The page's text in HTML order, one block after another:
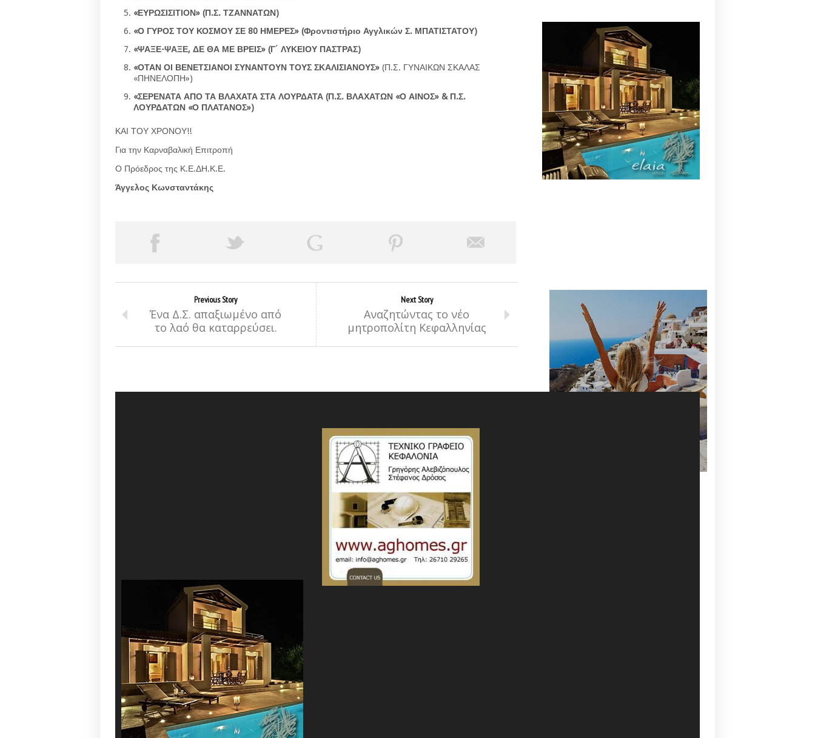
«ΕΥΡΩΣΙΣΙΤΙΟΝ» (Π.Σ. ΤΖΑΝΝΑΤΩΝ)
«Ο ΓΥΡΟΣ ΤΟΥ ΚΟΣΜΟΥ ΣΕ 80 ΗΜΕΡΕΣ» (Φροντιστήριο Αγγλικών Σ. ΜΠΑΤΙΣΤΑΤΟΥ)
«ΨΑΞΕ-ΨΑΞΕ, ΔΕ ΘΑ ΜΕ ΒΡΕΙΣ» (Γ΄ ΛΥΚΕΙΟΥ ΠΑΣΤΡΑΣ)
«ΟΤΑΝ ΟΙ ΒΕΝΕΤΣΙΑΝΟΙ ΣΥΝΑΝΤΟΥΝ ΤΟΥΣ ΣΚΑΛΙΣΙΑΝΟΥΣ» (Π.Σ. ΓΥΝΑΙΚΩΝ ΣΚΑΛΑΣ
«ΠΗΝΕΛΟΠΗ»)
«ΣΕΡΕΝΑΤΑ ΑΠΟ ΤΑ ΒΛΑΧΑΤΑ ΣΤΑ ΛΟΥΡΔΑΤΑ (Π.Σ. ΒΛΑΧΑΤΩΝ «Ο ΑΙΝΟΣ» & Π.Σ.
ΛΟΥΡΔΑΤΩΝ «Ο ΠΛΑΤΑΝΟΣ»)
ΚΑΙ ΤΟΥ ΧΡΟΝΟΥ!!
Για την Καρναβαλική Επιτροπή
Ο Πρόεδρος της Κ.Ε.ΔΗ.Κ.Ε.
Άγγελος Κωνσταντάκης
Previous Story
Ένα Δ.Σ. απαξιωμένο από
το λαό θα καταρρεύσει.
Next Story
Αναζητώντας το νέο
μητροπολίτη Κεφαλληνίας